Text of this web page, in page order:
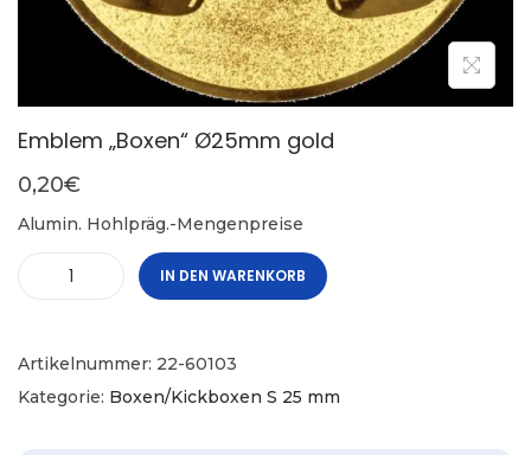
Emblem „Boxen“ Ø25mm gold
0,20€
Alumin. Hohlpräg.-Mengenpreise
IN DEN WARENKORB
Artikelnummer: 22-60103
Kategorie: Boxen/Kickboxen S 25 mm